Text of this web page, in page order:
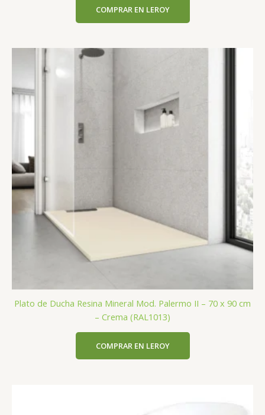
COMPRAR EN LEROY
Plato de Ducha Resina Mineral Mod. Palermo II – 70 x 90 cm
– Crema (RAL1013)
COMPRAR EN LEROY